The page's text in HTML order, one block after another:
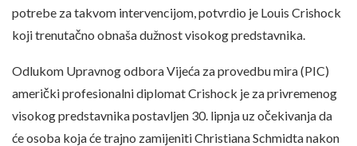
potrebe za takvom intervencijom, potvrdio je Louis Crishock
koji trenutačno obnaša dužnost visokog predstavnika.
Odlukom Upravnog odbora Vijeća za provedbu mira (PIC)
američki profesionalni diplomat Crishock je za privremenog
visokog predstavnika postavljen 30. lipnja uz očekivanja da
će osoba koja će trajno zamijeniti Christiana Schmidta nakon